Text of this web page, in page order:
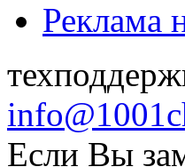
Реклама
Если Вы